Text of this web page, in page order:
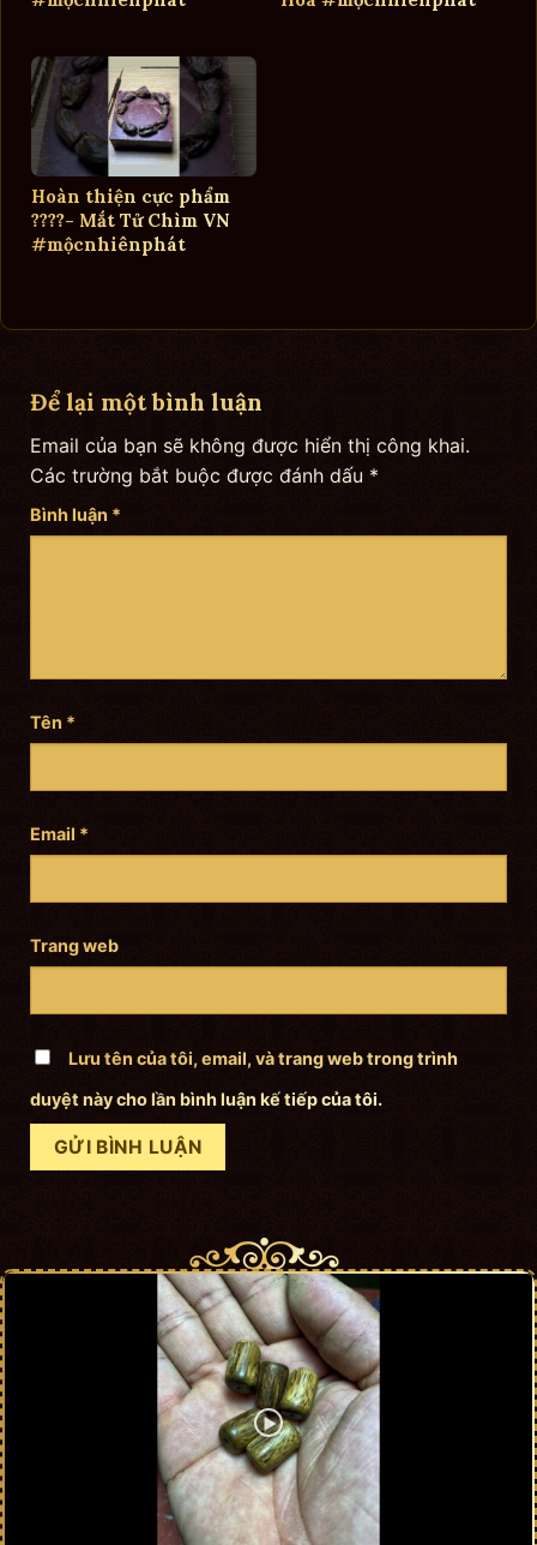
Hoàn thiện cực phẩm
????- Mắt Tử Chìm VN
#mộcnhiênphát
Để lại một bình luận
Email của bạn sẽ không được hiển thị công khai.
Các trường bắt buộc được đánh dấu *
Bình luận *
Tên *
Email *
Trang web
Lưu tên của tôi, email, và trang web trong trình
duyệt này cho lần bình luận kế tiếp của tôi.